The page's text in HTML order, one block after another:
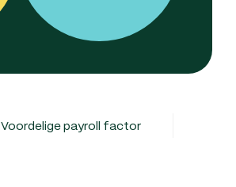
Voordelige payroll factor